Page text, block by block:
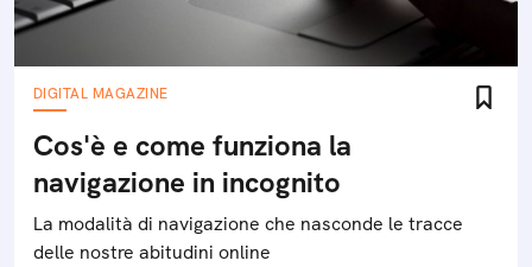
DIGITAL MAGAZINE
Cos'è e come funziona la
navigazione in incognito
La modalità di navigazione che nasconde le tracce
delle nostre abitudini online